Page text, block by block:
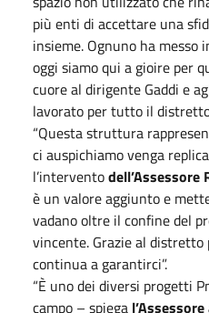
più enti di accettare una
insieme. Ognuno ha messo
oggi siamo qui a gioire per
cuore al dirigente Gaddi e
lavorato per tutto il
“Questa struttura
ci auspichiamo venga
l’interventodell’Assessore
è un valore aggiunto e
vadano oltre il confine del
vincente. Grazie al distretto
continua a garantirci”.
“È uno dei diversi progetti
campo – spiega